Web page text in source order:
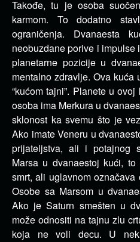
Takođe, tu je osoba
karmom. To dodatno
ograničenja. Dvanaesta
neobuzdane porive i
planetarne pozicije u
mentalno zdravlje. Ova
“kućom tajni”. Planete u
osoba ima Merkura u
sklonost ka svemu što je
Ako imate Veneru u
prijateljstva, ali i potajnog
Marsa u dvanaestoj kući,
smrt, ali uglavnom
Osobe sa Marsom u
Ako je Saturn smešten u
može odnositi na tajnu zlu
koja ne voli decu. U